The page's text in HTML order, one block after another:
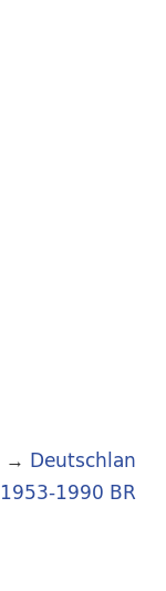
→ Deutschlan
1953-1990 BR